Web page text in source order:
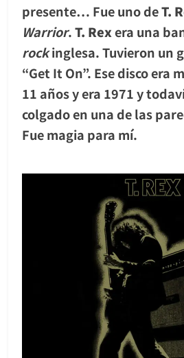
presente… Fue uno deT.
Warrior.T. Rexera una
rockinglesa. Tuvieron un
“Get It On”. Ese disco era
11 años y era 1971 y
colgado en una de las
Fue magia para mí.